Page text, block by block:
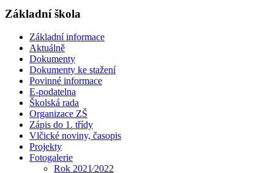
Základní škola
Základní informace
Aktuálně
Dokumenty
Dokumenty ke stažení
Povinné informace
E-podatelna
Školská rada
Organizace ZŠ
Zápis do 1. třídy
Vlčické noviny, časopis
Projekty
Fotogalerie
Rok 2021⁄2022